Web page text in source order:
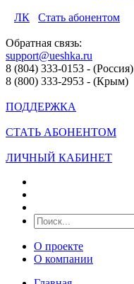
ЛК
Стать абонентом
Обратная связь:
support@ueshka.ru
8 (804) 333-0153 - (Россия)
8 (800) 333-2953 - (Крым)
ПОДДЕРЖКА
СТАТЬ АБОНЕНТОМ
ЛИЧНЫЙ КАБИНЕТ
О проекте
О компании